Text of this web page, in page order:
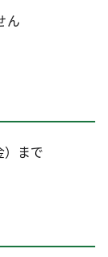
ん
まで